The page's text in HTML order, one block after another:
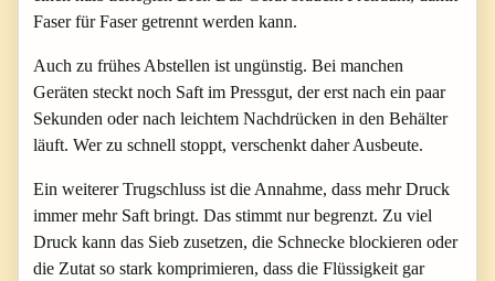
Faser für Faser getrennt werden kann.
Auch zu frühes Abstellen ist ungünstig. Bei manchen
Geräten steckt noch Saft im Pressgut, der erst nach ein paar
Sekunden oder nach leichtem Nachdrücken in den Behälter
läuft. Wer zu schnell stoppt, verschenkt daher Ausbeute.
Ein weiterer Trugschluss ist die Annahme, dass mehr Druck
immer mehr Saft bringt. Das stimmt nur begrenzt. Zu viel
Druck kann das Sieb zusetzen, die Schnecke blockieren oder
die Zutat so stark komprimieren, dass die Flüssigkeit gar